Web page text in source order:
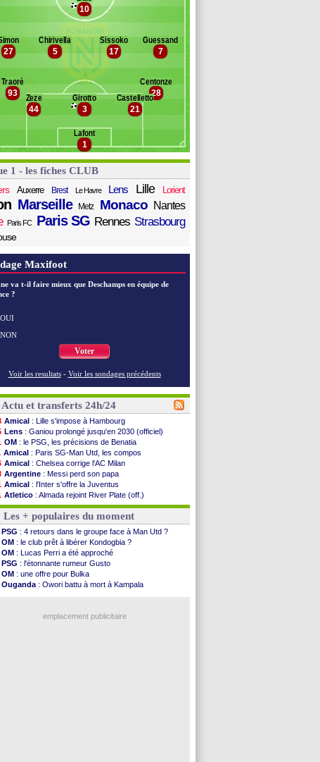
Banc des remplaçants
Doucet
Moutoussamy
Mostafa Mohamed
1
Lafont
21
Castelletto
3
Girotto
44
Zeze 28
Centonze
93
Traoré
7
Guessand
17
Sissoko
5
Chirivella
27
10
1 - les fiches CLUB
Auxerre Brest Le Havre Lens Lille Lorient
Marseille Metz Monaco Nantes
Paris FC Paris SG Rennes Strasbourg
Maxifoot
va t-il faire mieux que Deschamps en équipe de
?
OUI
NON
Voter
Voir les resultats - Voir les sondages précédents
Actu et transferts 24h/24
Amical : Lille s'impose à Hambourg
Lens : Ganiou prolongé jusqu'en 2030 (officiel)
OM : le PSG, les précisions de Benatia
Amical : Paris SG-Man Utd, les compos
Amical : Chelsea corrige l'AC Milan
Argentine : Messi perd son papa
Amical : l'Inter s'offre la Juventus
Atletico : Almada rejoint River Plate (off.)
Monaco: Camara a la cote en Angleterre
Amical : encore une défaite pour Strasbourg
OM: la piste Goore en attaque
PSG : ça négocie avec le Barça pour Torres
Amical: Rennes s'incline contre Brentford
Arsenal: c'est signé pour Guimaraes (officiel)
Amical: Le Mans concède un nul
Real: Mourinho durcit les règles
Amical: Toulouse s'incline lourdement
: la 1ère journée à suivre en DIRECT !
Les + populaires du moment
PSG : 4 retours dans le groupe face à Man Utd ?
OM : le club prêt à libérer Kondogbia ?
OM : Lucas Perri a été approché
PSG : l'étonnante rumeur Gusto
OM : une offre pour Bulka
Ouganda : Owori battu à mort à Kampala
emplacement publicitaire